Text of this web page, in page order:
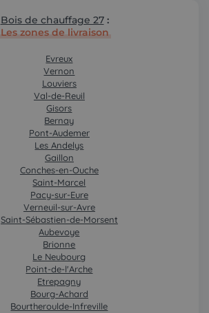
Bois de chauffage 27:
Les zones de livraison
Evreux
Vernon
Louviers
Val-de-Reuil
Gisors
Bernay
Pont-Audemer
Les Andelys
Gaillon
Conches-en-Ouche
Saint-Marcel
Pacy-sur-Eure
Verneuil-sur-Avre
Saint-Sébastien-de-Morsent
Aubevoye
Brionne
Le Neubourg
Point-de-l'Arche
Etrepagny
Bourg-Achard
Bourtheroulde-Infreville